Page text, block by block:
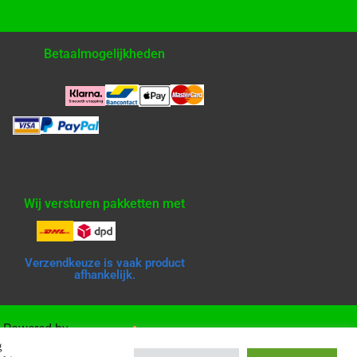
Betaalmogelijkheden
Wij versturen pakketten met
Verzendkeuze is vaak product
afhankelijk.
Powered by